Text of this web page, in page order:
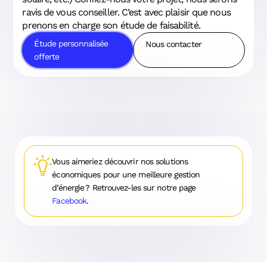
ravis de vous conseiller. C’est avec plaisir que nous
prenons en charge son étude de faisabilité.
Étude personnalisée
offerte
Nous contacter
Vous aimeriez découvrir nos solutions
économiques pour une meilleure gestion
d’énergie ? Retrouvez-les sur notre page
Facebook.